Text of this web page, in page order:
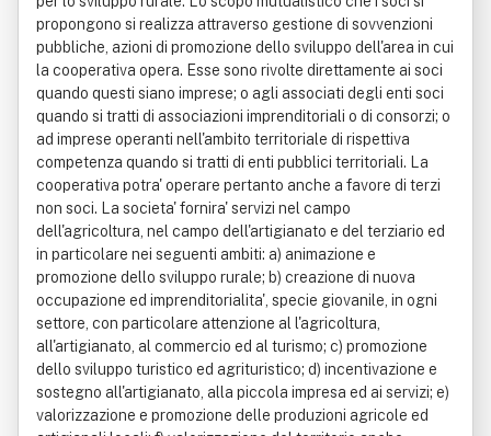
Abbreviabile In G.a.l. Antico Frignano
E Appennino Reggiano Soc. Coop.
propongono si realizza attraverso gestione di sovvenzioni
pubbliche, azioni di promozione dello sviluppo dell'area in cui
la cooperativa opera. Esse sono rivolte direttamente ai soci
quando questi siano imprese; o agli associati degli enti soci
quando si tratti di associazioni imprenditoriali o di consorzi; o
ad imprese operanti nell'ambito territoriale di rispettiva
competenza quando si tratti di enti pubblici territoriali. La
cooperativa potra' operare pertanto anche a favore di terzi
non soci. La societa' fornira' servizi nel campo
dell'agricoltura, nel campo dell'artigianato e del terziario ed
in particolare nei seguenti ambiti: a) animazione e
promozione dello sviluppo rurale; b) creazione di nuova
occupazione ed imprenditorialita', specie giovanile, in ogni
settore, con particolare attenzione al l'agricoltura,
all'artigianato, al commercio ed al turismo; c) promozione
dello sviluppo turistico ed agrituristico; d) incentivazione e
sostegno all'artigianato, alla piccola impresa ed ai servizi; e)
valorizzazione e promozione delle produzioni agricole ed